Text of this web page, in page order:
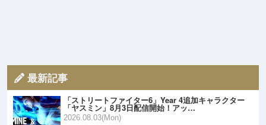
最新記事
「ストリートファイター6」Year 4追加キャラクター
「ヤスミン」8月3日配信開始！アッ…
2026.08.03(Mon)